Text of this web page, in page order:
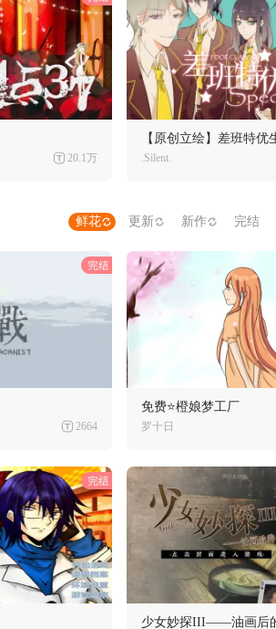
20.1万
【原创立绘】差班特优
.Silent.
鲜花 更新 新作 完结
2664
免费⭐橙娘梦工厂
罗十日
少女妙探III——油画后